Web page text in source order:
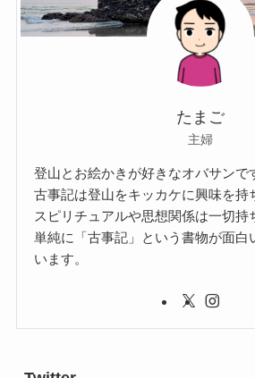
たまご
主婦
登山とお絵かきが好きなオバサンで
古事記は登山をキッカケに興味を持
スピリチュアルや思想関係は一切持
単純に「古事記」という書物が面白
います。